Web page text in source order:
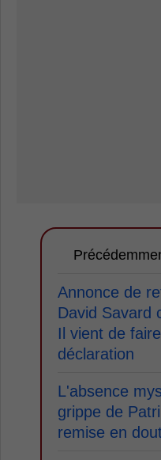
Annonce de
David Savard
Il vient de
déclaration
L'absence
grippe de
remise en